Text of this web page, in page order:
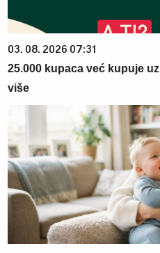
03. 08. 2026 07:31
25.000 kupaca već kupuje
više